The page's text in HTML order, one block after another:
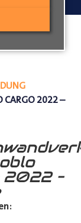
CARGO 2022 –
2022 –